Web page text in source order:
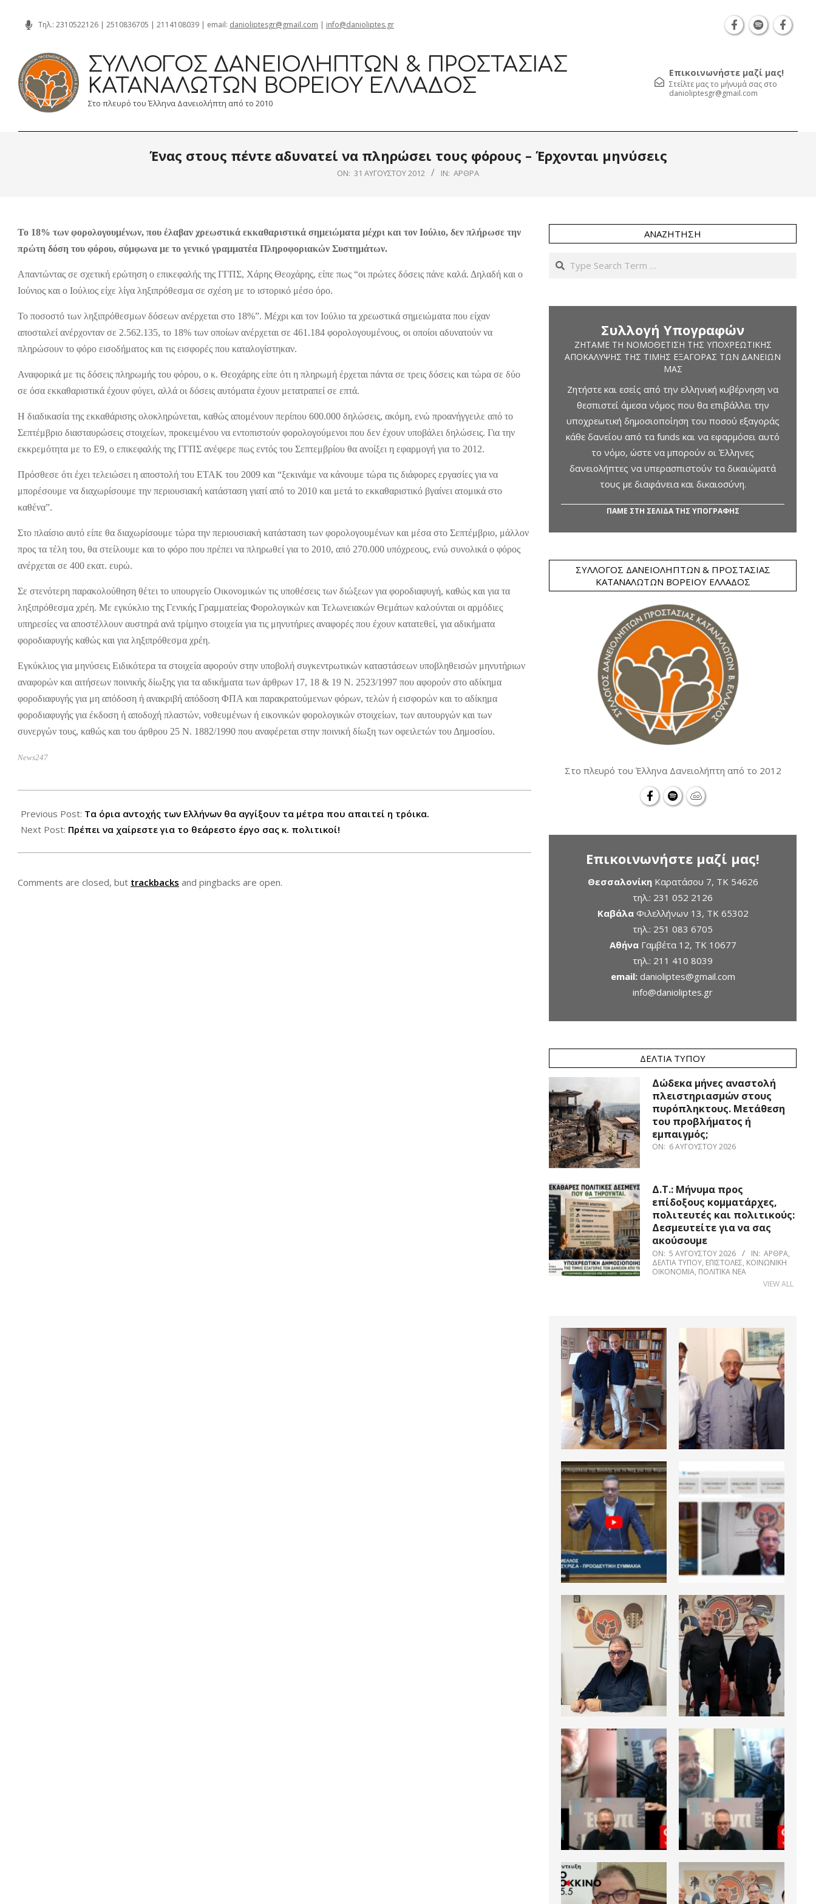
content
Τηλ.: 2310522126 | 2510836705 | 2114108039 | email: danioliptesgr@gmail.com | info@danioliptes.gr
ΣΎΛΛΟΓΟΣ ΔΑΝΕΙΟΛΗΠΤΏΝ & ΠΡΟΣΤΑΣΊΑΣ
ΚΑΤΑΝΑΛΩΤΏΝ ΒΟΡΕΊΟΥ ΕΛΛΆΔΟΣ
Στο πλευρό του Έλληνα Δανειολήπτη από το 2010
Επικοινωνήστε μαζί μας!
Στείλτε μας το μήνυμά σας στο
danioliptesgr@gmail.com
Ένας στους πέντε αδυνατεί να πληρώσει τους φόρους – Έρχονται μηνύσεις
ON: 31 ΑΥΓΟΎΣΤΟΥ 2012 IN: ΆΡΘΡΑ
Το 18% των φορολογουμένων, που έλαβαν χρεωστικά εκκαθαριστικά σημειώματα μέχρι και τον Ιούλιο, δεν πλήρωσε την
πρώτη δόση του φόρου, σύμφωνα με το γενικό γραμματέα Πληροφοριακών Συστημάτων.
Απαντώντας σε σχετική ερώτηση ο επικεφαλής της ΓΓΠΣ, Χάρης Θεοχάρης, είπε πως “οι πρώτες δόσεις πάνε καλά. Δηλαδή και ο
Ιούνιος και ο Ιούλιος είχε λίγα ληξιπρόθεσμα σε σχέση με το ιστορικό μέσο όρο.
Το ποσοστό των ληξιπρόθεσμων δόσεων ανέρχεται στο 18%”. Μέχρι και τον Ιούλιο τα χρεωστικά σημειώματα που είχαν
αποσταλεί ανέρχονταν σε 2.562.135, το 18% των οποίων ανέρχεται σε 461.184 φορολογουμένους, οι οποίοι αδυνατούν να
πληρώσουν το φόρο εισοδήματος και τις εισφορές που καταλογίστηκαν.
Αναφορικά με τις δόσεις πληρωμής του φόρου, ο κ. Θεοχάρης είπε ότι η πληρωμή έρχεται πάντα σε τρεις δόσεις και τώρα σε δύο
σε όσα εκκαθαριστικά έχουν φύγει, αλλά οι δόσεις αυτόματα έχουν μετατραπεί σε επτά.
Η διαδικασία της εκκαθάρισης ολοκληρώνεται, καθώς απομένουν περίπου 600.000 δηλώσεις, ακόμη, ενώ προανήγγειλε από το
Σεπτέμβριο διασταυρώσεις στοιχείων, προκειμένου να εντοπιστούν φορολογούμενοι που δεν έχουν υποβάλει δηλώσεις. Για την
εκκρεμότητα με το Ε9, ο επικεφαλής της ΓΓΠΣ ανέφερε πως εντός του Σεπτεμβρίου θα ανοίξει η εφαρμογή για το 2012.
Πρόσθεσε ότι έχει τελειώσει η αποστολή του ΕΤΑΚ του 2009 και “ξεκινάμε να κάνουμε τώρα τις διάφορες εργασίες για να
μπορέσουμε να διαχωρίσουμε την περιουσιακή κατάσταση γιατί από το 2010 και μετά το εκκαθαριστικό βγαίνει ατομικά στο
καθένα”.
Στο πλαίσιο αυτό είπε θα διαχωρίσουμε τώρα την περιουσιακή κατάσταση των φορολογουμένων και μέσα στο Σεπτέμβριο, μάλλον
προς τα τέλη του, θα στείλουμε και το φόρο που πρέπει να πληρωθεί για το 2010, από 270.000 υπόχρεους, ενώ συνολικά ο φόρος
ανέρχεται σε 400 εκατ. ευρώ.
Σε στενότερη παρακολούθηση θέτει το υπουργείο Οικονομικών τις υποθέσεις των διώξεων για φοροδιαφυγή, καθώς και για τα
ληξιπρόθεσμα χρέη. Με εγκύκλιο της Γενικής Γραμματείας Φορολογικών και Τελωνειακών Θεμάτων καλούνται οι αρμόδιες
υπηρεσίες να αποστέλλουν αυστηρά ανά τρίμηνο στοιχεία για τις μηνυτήριες αναφορές που έχουν κατατεθεί, για αδικήματα
φοροδιαφυγής καθώς και για ληξιπρόθεσμα χρέη.
Εγκύκλιος για μηνύσεις Ειδικότερα τα στοιχεία αφορούν στην υποβολή συγκεντρωτικών καταστάσεων υποβληθεισών μηνυτήριων
αναφορών και αιτήσεων ποινικής δίωξης για τα αδικήματα των άρθρων 17, 18 & 19 Ν. 2523/1997 που αφορούν στο αδίκημα
φοροδιαφυγής για μη απόδοση ή ανακριβή απόδοση ΦΠΑ και παρακρατούμενων φόρων, τελών ή εισφορών και το αδίκημα
φοροδιαφυγής για έκδοση ή αποδοχή πλαστών, νοθευμένων ή εικονικών φορολογικών στοιχείων, των αυτουργών και των
συνεργών τους, καθώς και του άρθρου 25 Ν. 1882/1990 που αναφέρεται στην ποινική δίωξη των οφειλετών του Δημοσίου.
News247
08-
31
Previous Post: Τα όρια αντοχής των Ελλήνων θα αγγίξουν τα μέτρα που απαιτεί η τρόικα.
Next Post: Πρέπει να χαίρεστε για το θεάρεστο έργο σας κ. πολιτικοί!
Comments are closed, but trackbacks and pingbacks are open.
ΑΝΑΖΉΤΗΣΗ
Search
Συλλογή Υπογραφών
ΖΗΤΆΜΕ ΤΗ ΝΟΜΟΘΈΤΙΣΗ ΤΗΣ ΥΠΟΧΡΕΩΤΙΚΉΣ
ΑΠΟΚΆΛΥΨΗΣ ΤΗΣ ΤΙΜΉΣ ΕΞΑΓΟΡΆΣ ΤΩΝ ΔΑΝΕΊΩΝ
ΜΑΣ
Ζητήστε και εσείς από την ελληνική κυβέρνηση να
θεσπιστεί άμεσα νόμος που θα επιβάλλει την
υποχρεωτική δημοσιοποίηση του ποσού εξαγοράς
κάθε δανείου από τα funds και να εφαρμόσει αυτό
το νόμο, ώστε να μπορούν οι Έλληνες
δανειολήπτες να υπερασπιστούν τα δικαιώματά
τους με διαφάνεια και δικαιοσύνη.
ΠΑΜΕ ΣΤΗ ΣΕΛΙΔΑ ΤΗΣ ΥΠΟΓΡΑΦΗΣ
ΣΎΛΛΟΓΟΣ ΔΑΝΕΙΟΛΗΠΤΏΝ & ΠΡΟΣΤΑΣΊΑΣ
ΚΑΤΑΝΑΛΩΤΏΝ ΒΟΡΕΊΟΥ ΕΛΛΆΔΟΣ
Στο πλευρό του Έλληνα Δανειολήπτη από το 2012
Επικοινωνήστε μαζί μας!
ΘεσσαλονίκηΚαρατάσου 7, TK 54626
τηλ.: 231 052 2126
ΚαβάλαΦιλελλήνων 13, ΤΚ 65302
τηλ.: 251 083 6705
ΑθήναΓαμβέτα 12, ΤΚ 10677
τηλ.: 211 410 8039
email: danioliptes@gmail.com
info@danioliptes.gr
ΔΕΛΤΊΑ ΤΎΠΟΥ
Δώδεκα μήνες αναστολή
πλειστηριασμών στους
πυρόπληκτους. Μετάθεση
του προβλήματος ή
εμπαιγμός;
ON: 6 ΑΥΓΟΎΣΤΟΥ 2026
Δ.Τ.: Μήνυμα προς
επίδοξους κομματάρχες,
πολιτευτές και πολιτικούς:
Δεσμευτείτε για να σας
ακούσουμε
ON: 5 ΑΥΓΟΎΣΤΟΥ 2026 IN: ΆΡΘΡΑ,
ΔΕΛΤΊΑ ΤΎΠΟΥ, ΕΠΙΣΤΟΛΈΣ, ΚΟΙΝΩΝΙΚΉ
ΟΙΚΟΝΟΜΊΑ, ΠΟΛΙΤΙΚΆ ΝΈΑ
VIEW ALL